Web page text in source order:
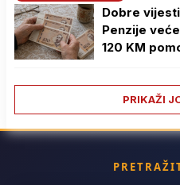
Dobre
Penzije
120 KM
PRIKAŽI